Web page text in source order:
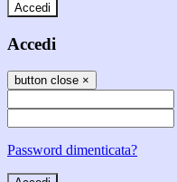
Accedi
Accedi
button close ×
Password dimenticata?